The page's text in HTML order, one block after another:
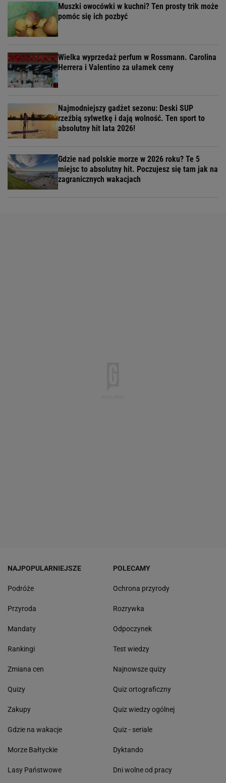
Muszki owocówki w kuchni? Ten prosty trik może
pomóc się ich pozbyć
Wielka wyprzedaż perfum w Rossmann. Carolina
Herrera i Valentino za ułamek ceny
Najmodniejszy gadżet sezonu: Deski SUP
rzeźbią sylwetkę i dają wolność. Ten sport to
absolutny hit lata 2026!
Gdzie nad polskie morze w 2026 roku? Te 5
miejsc to absolutny hit. Poczujesz się tam jak na
zagranicznych wakacjach
NAJPOPULARNIEJSZE
Podróże
Przyroda
Mandaty
Rankingi
Zmiana cen
Quizy
Zakupy
Gdzie na wakacje
Morze Bałtyckie
Lasy Państwowe
POLECAMY
Ochrona przyrody
Rozrywka
Odpoczynek
Test wiedzy
Najnowsze quizy
Quiz ortograficzny
Quiz wiedzy ogólnej
Quiz - seriale
Dyktando
Dni wolne od pracy